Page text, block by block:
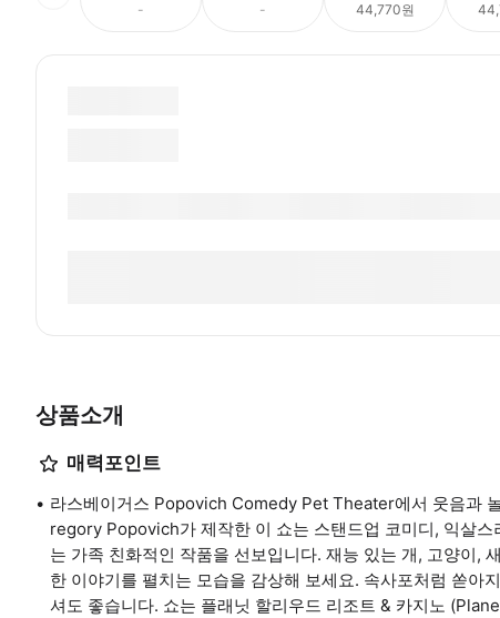
- - 44,770원
상품소개
매력포인트
라스베이거스 Popovich Comedy Pet Theater에서 웃음과
regory Popovich가 제작한 이 쇼는 스탠드업 코미디, 익살
는 가족 친화적인 작품을 선보입니다. 재능 있는 개, 고양이,
한 이야기를 펼치는 모습을 감상해 보세요. 속사포처럼 쏟아
셔도 좋습니다. 쇼는 플래닛 할리우드 리조트 & 카지노